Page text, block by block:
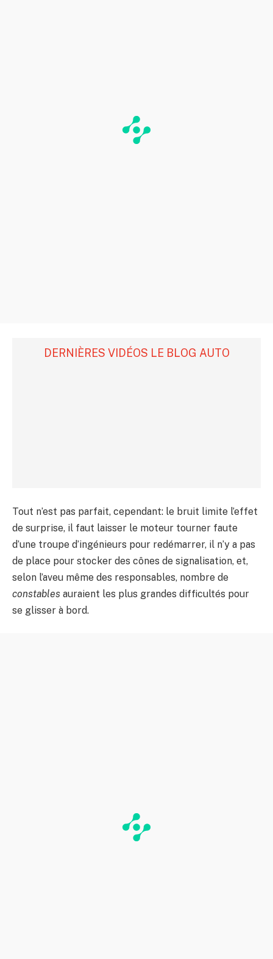
DERNIÈRES VIDÉOS LE BLOG AUTO
Tout n’est pas parfait, cependant: le bruit limite l’effet
de surprise, il faut laisser le moteur tourner faute
d’une troupe d’ingénieurs pour redémarrer, il n’y a pas
de place pour stocker des cônes de signalisation, et,
selon l’aveu même des responsables, nombre de
constables auraient les plus grandes difficultés pour
se glisser à bord.